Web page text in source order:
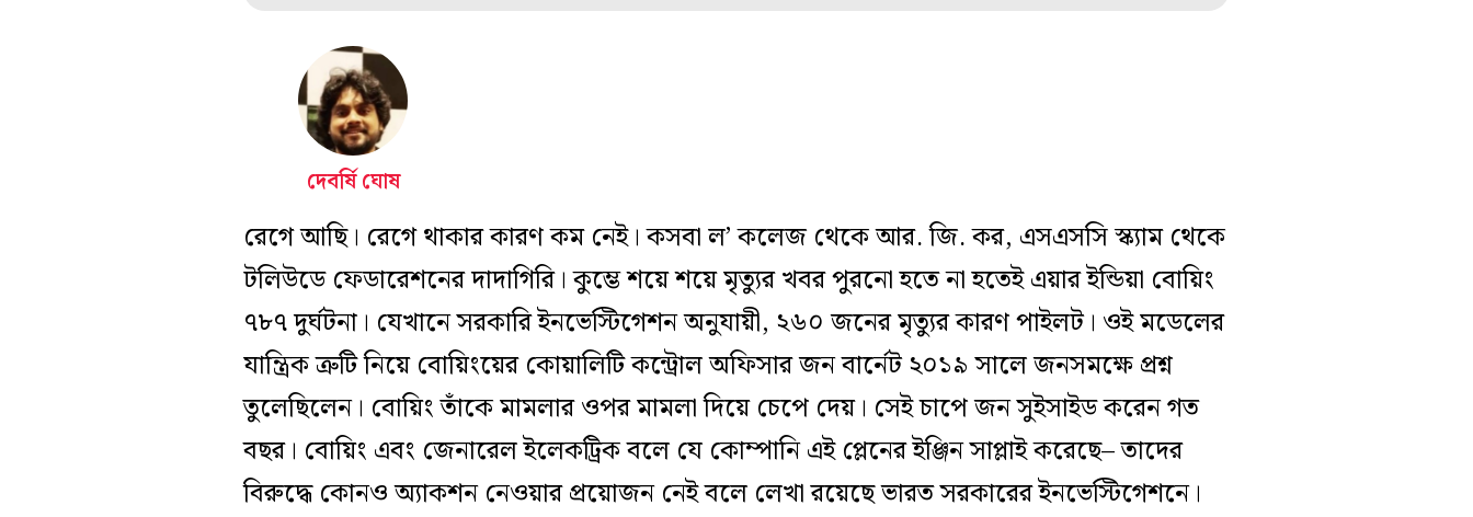
দেবর্ষি ঘোষ
রেগে আছি। রেগে থাকার কারণ কম নেই। কসবা ল’ কলেজ থেকে আর. জি. কর, এসএসসি স্ক্যাম থেকে
টলিউডে ফেডারেশনের দাদাগিরি। কুম্ভে শয়ে শয়ে মৃত্যুর খবর পুরনো হতে না হতেই এয়ার ইন্ডিয়া বোয়িং
৭৮৭ দুর্ঘটনা। যেখানে সরকারি ইনভেস্টিগেশন অনুযায়ী, ২৬০ জনের মৃত্যুর কারণ পাইলট। ওই মডেলের
যান্ত্রিক ত্রুটি নিয়ে বোয়িংয়ের কোয়ালিটি কন্ট্রোল অফিসার জন বার্নেট ২০১৯ সালে জনসমক্ষে প্রশ্ন
তুলেছিলেন। বোয়িং তাঁকে মামলার ওপর মামলা দিয়ে চেপে দেয়। সেই চাপে জন সুইসাইড করেন গত
বছর। বোয়িং এবং জেনারেল ইলেকট্রিক বলে যে কোম্পানি এই প্লেনের ইঞ্জিন সাপ্লাই করেছে– তাদের
বিরুদ্ধে কোনও অ্যাকশন নেওয়ার প্রয়োজন নেই বলে লেখা রয়েছে ভারত সরকারের ইনভেস্টিগেশনে।